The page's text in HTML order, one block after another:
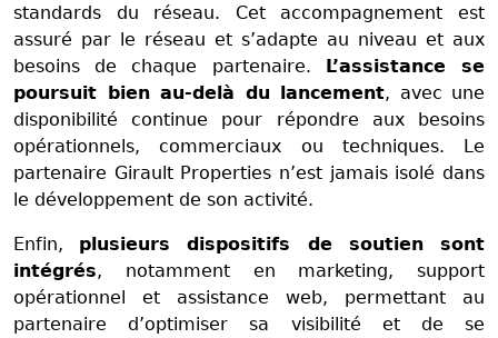
standards du réseau. Cet accompagnement est
assuré par le réseau et s’adapte au niveau et aux
besoins de chaque partenaire. L’assistance se
poursuit bien au-delà du lancement, avec une
disponibilité continue pour répondre aux besoins
opérationnels, commerciaux ou techniques. Le
partenaire Girault Properties n’est jamais isolé dans
le développement de son activité.
Enfin, plusieurs dispositifs de soutien sont
intégrés, notamment en marketing, support
opérationnel et assistance web, permettant au
partenaire d’optimiser sa visibilité et de se